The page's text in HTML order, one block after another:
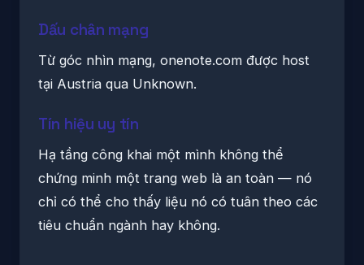
Dấu chân mạng
Từ góc nhìn mạng, onenote.com được host
tại Austria qua Unknown.
Tín hiệu uy tín
Hạ tầng công khai một mình không thể
chứng minh một trang web là an toàn — nó
chỉ có thể cho thấy liệu nó có tuân theo các
tiêu chuẩn ngành hay không.